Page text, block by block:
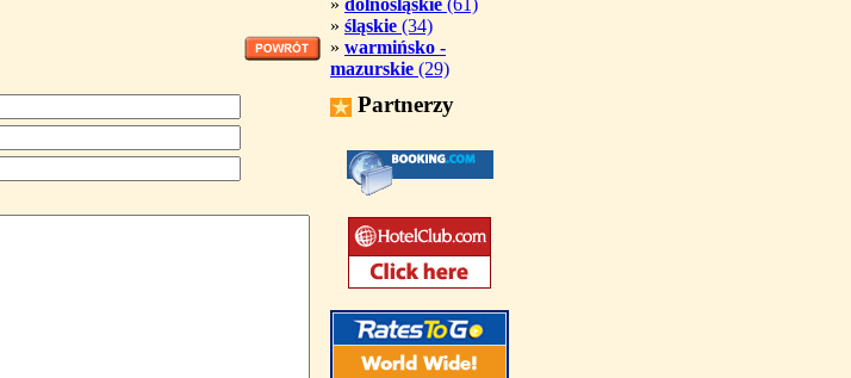
» dolnośląskie (61)
» śląskie (34)
» warmińsko -
mazurskie (29)
Partnerzy